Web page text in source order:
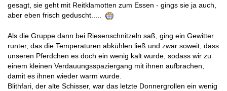
gesagt, sie geht mit Reitklamotten zum Essen - gings sie ja auch,
aber eben frisch geduscht.....
Als die Gruppe dann bei Riesenschnitzeln saß, ging ein Gewitter
runter, das die Temperaturen abkühlen ließ und zwar soweit, dass
unseren Pferdchen es doch ein wenig kalt wurde, sodass wir zu
einem kleinen Verdauungsspaziergang mit ihnen aufbrachen,
damit es ihnen wieder warm wurde.
Blithfari, der alte Schisser, war das letzte Donnergrollen ein wenig